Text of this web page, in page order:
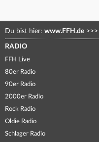
Du bist hier: www.FFH.de >>>
RADIO
FFH Live
80er Radio
90er Radio
2000er Radio
Rock Radio
Oldie Radio
Schlager Radio